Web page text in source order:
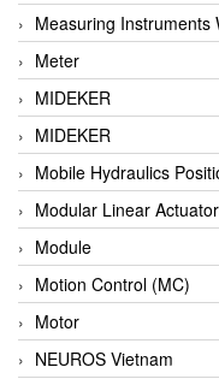
Bartec
Basco
Baumer
Baumuller Vietnam
Baykee
BBC Bircher Smart
BCS ITALY
BEA SENSORS
Beacon Extender
Beckhoff
Measuring Instruments
Meter
MIDEKER
MIDEKER
Mobile Hydraulics
Modular Linear
Module
Motion Control (MC)
Motor
NEUROS Vietnam